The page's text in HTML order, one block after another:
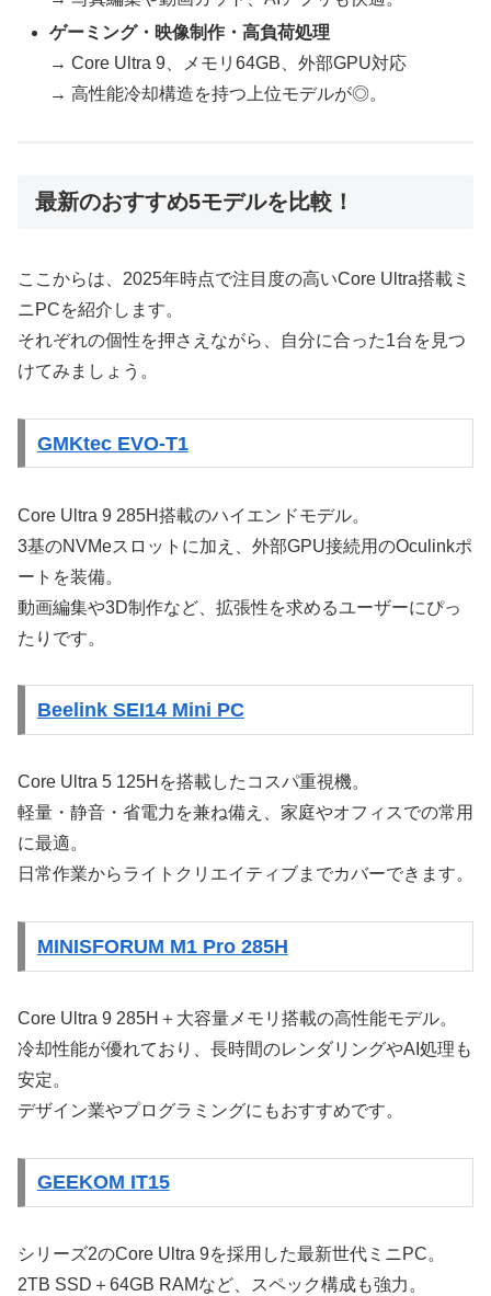
ゲーミング・映像制作・高負荷処理
→ Core Ultra 9、メモリ64GB、外部GPU対応
→ 高性能冷却構造を持つ上位モデルが◎。
最新のおすすめ5モデルを比較！
ここからは、2025年時点で注目度の高いCore Ultra搭載ミ
ニPCを紹介します。
それぞれの個性を押さえながら、自分に合った1台を見つ
けてみましょう。
GMKtec EVO-T1
Core Ultra 9 285H搭載のハイエンドモデル。
3基のNVMeスロットに加え、外部GPU接続用のOculinkポ
ートを装備。
動画編集や3D制作など、拡張性を求めるユーザーにぴっ
たりです。
Beelink SEI14 Mini PC
Core Ultra 5 125Hを搭載したコスパ重視機。
軽量・静音・省電力を兼ね備え、家庭やオフィスでの常用
に最適。
日常作業からライトクリエイティブまでカバーできます。
MINISFORUM M1 Pro 285H
Core Ultra 9 285H＋大容量メモリ搭載の高性能モデル。
冷却性能が優れており、長時間のレンダリングやAI処理も
安定。
デザイン業やプログラミングにもおすすめです。
GEEKOM IT15
シリーズ2のCore Ultra 9を採用した最新世代ミニPC。
2TB SSD＋64GB RAMなど、スペック構成も強力。